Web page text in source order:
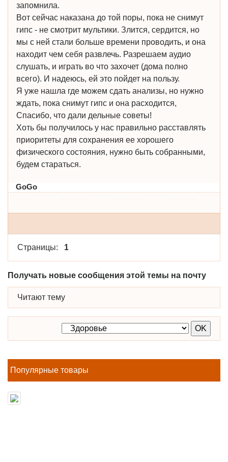
запомнила.
Вот сейчас наказана до той поры, пока не снимут
гипс - не смотрит мультики. Злится, сердится, но
мы с ней стали больше времени проводить, и она
находит чем себя развлечь. Разрешаем аудио
слушать, и играть во что захочет (дома полно
всего). И надеюсь, ей это пойдет на пользу.
Я уже нашла где можем сдать анализы, но нужно
ждать, пока снимут гипс и она расходится,
Спасибо, что дали дельные советы!
Хоть бы получилось у нас правильно расставлять
приоритеты для сохранения ее хорошего
физического состояния, нужно быть собранными,
будем стараться.
GoGo
Страницы: 1
Получать новые сообщения этой темы на почту
Читают тему
Популярные товары